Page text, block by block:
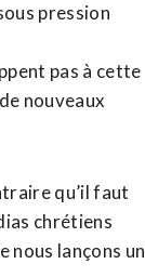
pression
pas à cette
nouveaux
qu’il faut
chrétiens
nous lançons un